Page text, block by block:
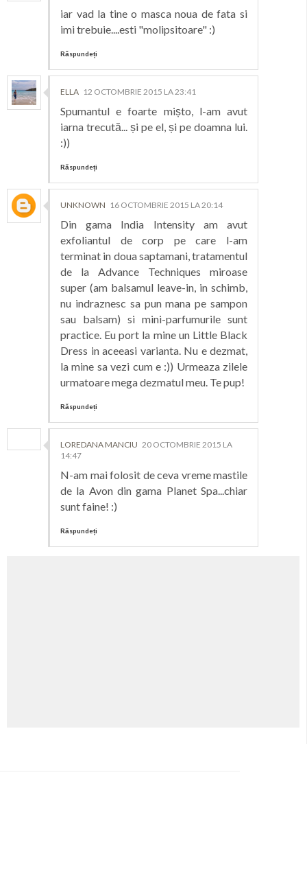
iar vad la tine o masca noua de fata si
imi trebuie....esti "molipsitoare" :)
Răspundeți
ELLA 12 OCTOMBRIE 2015 LA 23:41
Spumantul e foarte mișto, l-am avut
iarna trecută... și pe el, și pe doamna lui.
:))
Răspundeți
UNKNOWN 16 OCTOMBRIE 2015 LA 20:14
Din gama India Intensity am avut
exfoliantul de corp pe care l-am
terminat in doua saptamani, tratamentul
de la Advance Techniques miroase
super (am balsamul leave-in, in schimb,
nu indraznesc sa pun mana pe sampon
sau balsam) si mini-parfumurile sunt
practice. Eu port la mine un Little Black
Dress in aceeasi varianta. Nu e dezmat,
la mine sa vezi cum e :)) Urmeaza zilele
urmatoare mega dezmatul meu. Te pup!
Răspundeți
LOREDANA MANCIU 20 OCTOMBRIE 2015 LA
14:47
N-am mai folosit de ceva vreme mastile
de la Avon din gama Planet Spa...chiar
sunt faine! :)
Răspundeți